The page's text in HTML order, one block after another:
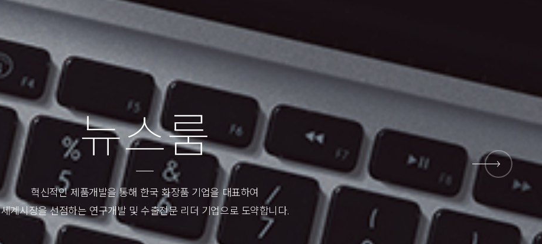
뉴 프로덕트
뱅크
뉴스룸
혁신적인 제품개발을 통해 한국 화장품 기업을 대표하여
세계시장을 선점하는 연구개발 및 수출전문 리더 기업으로 도약합니다.